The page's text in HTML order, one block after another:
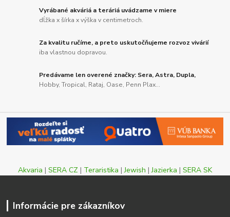
Vyrábané akváriá a teráriá uvádzame v miere
dĺžka x šírka x výška v centimetroch.
Za kvalitu ručíme, a preto uskutočňujeme rozvoz vivárií
iba vlastnou dopravou.
Predávame len overené značky: Sera, Astra, Dupla,
Hobby, Tropical, Rataj, Oase, Penn Plax...
Akvaria | SERA CZ | Teraristika |Jewish |Jazierka | SERA SK
Informácie pre zákazníkov